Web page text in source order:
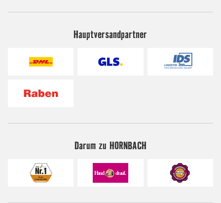
Hauptversandpartner
Darum zu HORNBACH